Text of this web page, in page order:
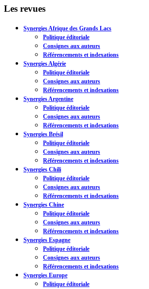
Les revues
Synergies Afrique des Grands Lacs
Politique éditoriale
Consignes aux auteurs
Référencements et indexations
Synergies Algérie
Politique éditoriale
Consignes aux auteurs
Référencements et indexations
Synergies Argentine
Politique éditoriale
Consignes aux auteurs
Référencements et indexations
Synergies Brésil
Politique éditoriale
Consignes aux auteurs
Référencements et indexations
Synergies Chili
Politique éditoriale
Consignes aux auteurs
Référencements et indexations
Synergies Chine
Politique éditoriale
Consignes aux auteurs
Référencements et indexations
Synergies Espagne
Politique éditoriale
Consignes aux auteurs
Référencements et indexations
Synergies Europe
Politique éditoriale